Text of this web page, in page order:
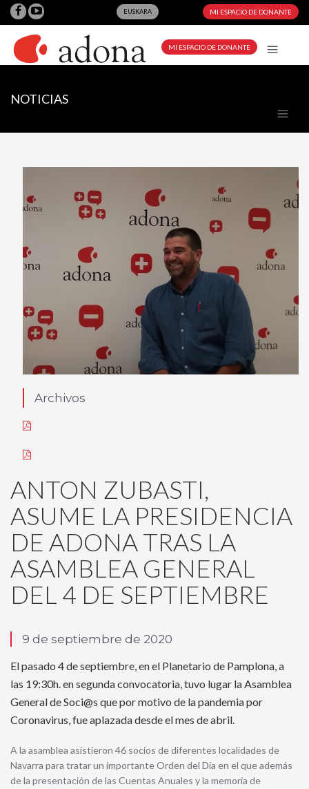
EUSKARA MI ESPACIO DE DONANTE
MI ESPACIO DE DONANTE
NOTICIAS
Archivos
ANTON ZUBASTI,
ASUME LA PRESIDENCIA
DE ADONA TRAS LA
ASAMBLEA GENERAL
DEL 4 DE SEPTIEMBRE
9 de septiembre de 2020
El pasado 4 de septiembre, en el Planetario de Pamplona, a
las 19:30h. en segunda convocatoria, tuvo lugar la Asamblea
General de Soci@s que por motivo de la pandemia por
Coronavirus, fue aplazada desde el mes de abril.
A la asamblea asistieron 46 socios de diferentes localidades de
Navarra para tratar un importante Orden del Día en el que además
de la presentación de las Cuentas Anuales y la memoria de